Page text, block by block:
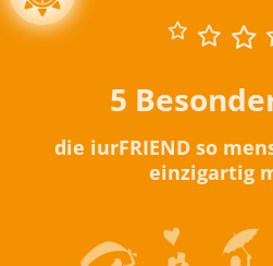
5
die iurFRIEND so
einzigartig